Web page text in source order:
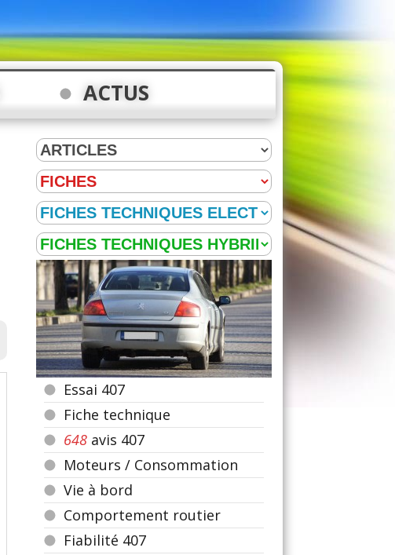
ACTUS
Essai 407
Fiche technique
648 avis 407
Moteurs / Consommation
Vie à bord
Comportement routier
Fiabilité 407